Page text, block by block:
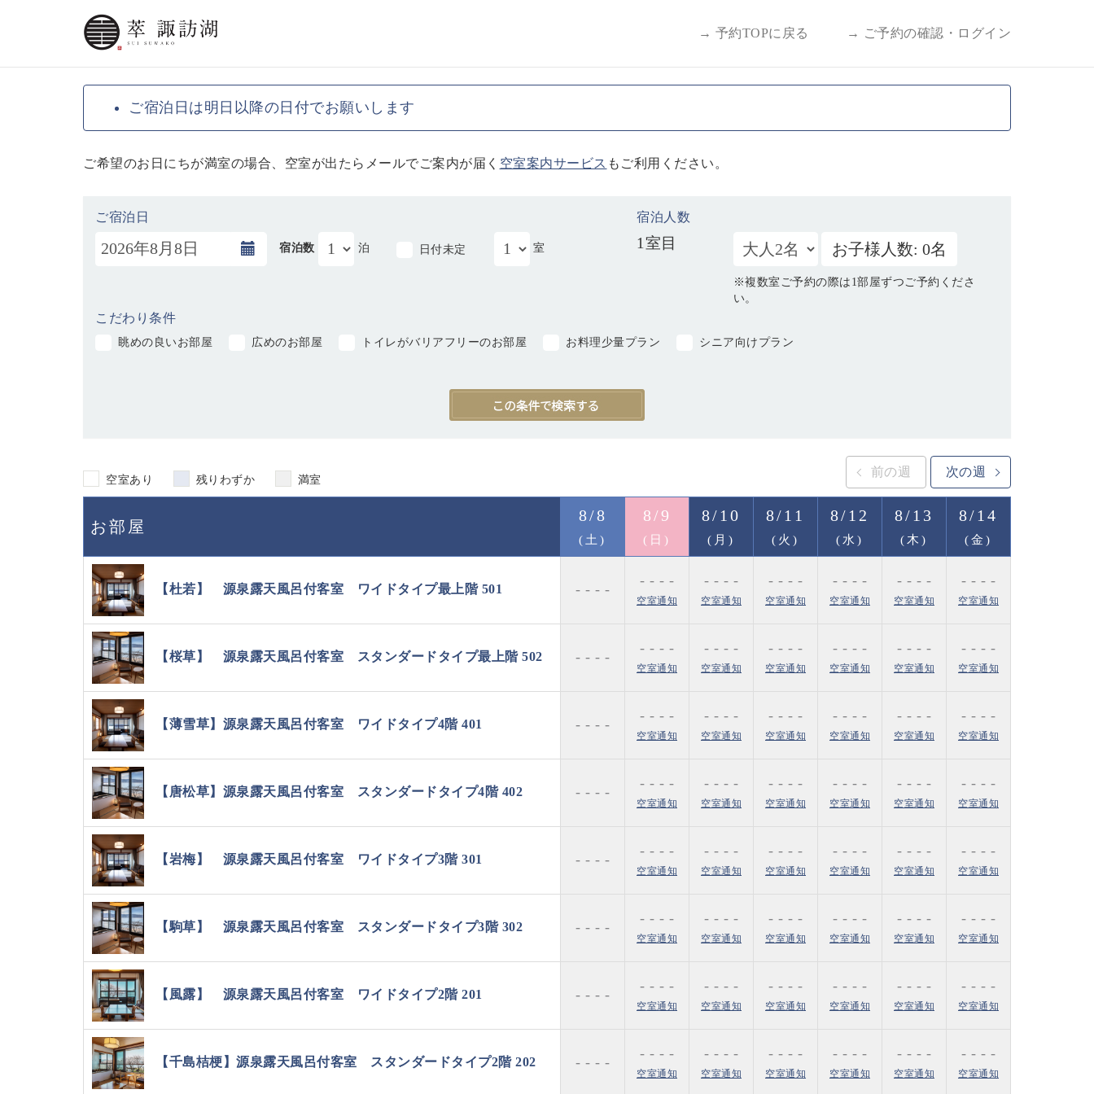
→ 予約TOPに戻る → ご予約の確認・ログイン
ご宿泊日は明日以降の日付でお願いします
ご希望のお日にちが満室の場合、空室が出たらメールでご案内が届く 空室案内サービス もご利用ください。
ご宿泊日
宿泊数 泊 日付未定 室
宿泊人数
1室目 お子様人数: 0名
※複数室ご予約の際は1部屋ずつご予約くださ
い。
こだわり条件
眺めの良いお部屋 広めのお部屋 トイレがバリアフリーのお部屋 お料理少量プラン シニア向けプラン
空室あり 残りわずか 満室
前の週 次の週
お部屋
8/8
(土)
8/9
(日)
8/10
(月)
8/11
(火)
8/12
(水)
8/13
(木)
8/14
(金)
【杜若】 源泉露天風呂付客室 ワイドタイプ最上階 501 - - - -
- - - -
空室通知
- - - -
空室通知
- - - -
空室通知
- - - -
空室通知
- - - -
空室通知
- - - -
空室通知
【桜草】 源泉露天風呂付客室 スタンダードタイプ最上階 502 - - - -
- - - -
空室通知
- - - -
空室通知
- - - -
空室通知
- - - -
空室通知
- - - -
空室通知
- - - -
空室通知
【薄雪草】源泉露天風呂付客室 ワイドタイプ4階 401 - - - -
- - - -
空室通知
- - - -
空室通知
- - - -
空室通知
- - - -
空室通知
- - - -
空室通知
- - - -
空室通知
【唐松草】源泉露天風呂付客室 スタンダードタイプ4階 402 - - - -
- - - -
空室通知
- - - -
空室通知
- - - -
空室通知
- - - -
空室通知
- - - -
空室通知
- - - -
空室通知
【岩梅】 源泉露天風呂付客室 ワイドタイプ3階 301 - - - -
- - - -
空室通知
- - - -
空室通知
- - - -
空室通知
- - - -
空室通知
- - - -
空室通知
- - - -
空室通知
【駒草】 源泉露天風呂付客室 スタンダードタイプ3階 302 - - - -
- - - -
空室通知
- - - -
空室通知
- - - -
空室通知
- - - -
空室通知
- - - -
空室通知
- - - -
空室通知
【風露】 源泉露天風呂付客室 ワイドタイプ2階 201 - - - -
- - - -
空室通知
- - - -
空室通知
- - - -
空室通知
- - - -
空室通知
- - - -
空室通知
- - - -
空室通知
【千島桔梗】源泉露天風呂付客室 スタンダードタイプ2階 202 - - - -
- - - -
空室通知
- - - -
空室通知
- - - -
空室通知
- - - -
空室通知
- - - -
空室通知
- - - -
空室通知